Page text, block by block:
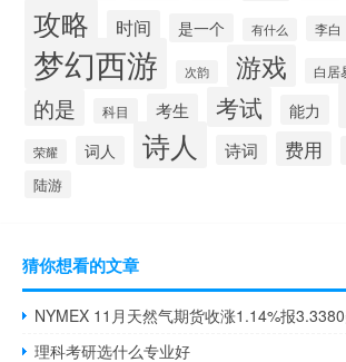
攻略 时间 是一个 有什么 李白
梦幻西游 次韵 游戏 白居
的是 科目 考生 考试 能力
荣耀 词人 诗人 诗词 费用
陆游
猜你想看的文章
NYMEX 11月天然气期货收涨1.14%报
理科考研选什么专业好